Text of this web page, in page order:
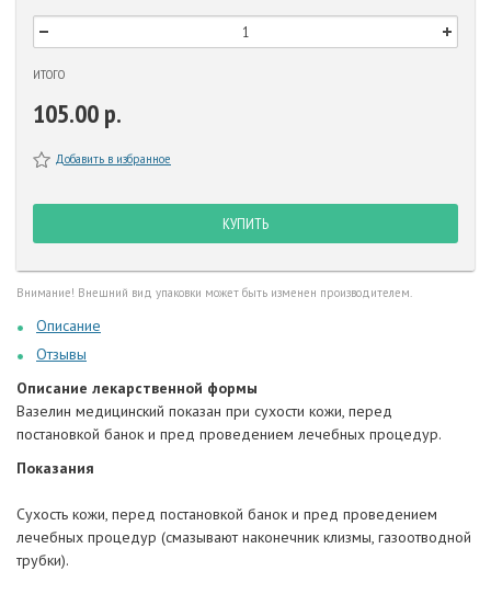
ИТОГО
105.00 р.
Добавить в избранное
КУПИТЬ
Внимание! Внешний вид упаковки может быть изменен производителем.
Описание
Отзывы
Описание лекарственной формы
Вазелин медицинский показан при сухости кожи, перед
постановкой банок и пред проведением лечебных процедур.
Показания
Сухость кожи, перед постановкой банок и пред проведением
лечебных процедур (смазывают наконечник клизмы, газоотводной
трубки).